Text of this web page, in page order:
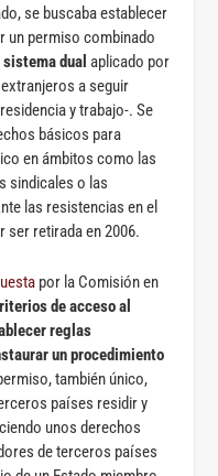
se buscaba establecer
un permiso combinado
sistema dual aplicado por
a seguir
y trabajo-. Se
básicos para
en ámbitos como las
sindicales o las
las resistencias en el
ser retirada en 2006.
por la Comisión en
de acceso al
reglas
un procedimiento
también único,
países residir y
unos derechos
de terceros países